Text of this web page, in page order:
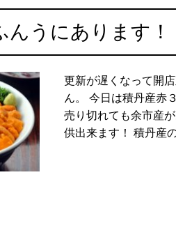
んうにあります！
更新が遅くなって開
ん。 今日は積丹産赤
売り切れても余市産
供出来ます！ 積丹産